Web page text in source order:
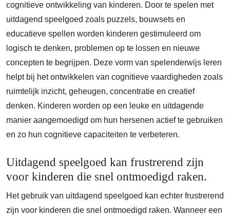
cognitieve ontwikkeling van kinderen. Door te spelen met
uitdagend speelgoed zoals puzzels, bouwsets en
educatieve spellen worden kinderen gestimuleerd om
logisch te denken, problemen op te lossen en nieuwe
concepten te begrijpen. Deze vorm van spelenderwijs leren
helpt bij het ontwikkelen van cognitieve vaardigheden zoals
ruimtelijk inzicht, geheugen, concentratie en creatief
denken. Kinderen worden op een leuke en uitdagende
manier aangemoedigd om hun hersenen actief te gebruiken
en zo hun cognitieve capaciteiten te verbeteren.
Uitdagend speelgoed kan frustrerend zijn
voor kinderen die snel ontmoedigd raken.
Het gebruik van uitdagend speelgoed kan echter frustrerend
zijn voor kinderen die snel ontmoedigd raken. Wanneer een